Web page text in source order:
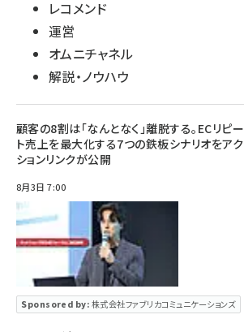
レコメンド
運営
オムニチャネル
解説・ノウハウ
顧客の8割は「なんとなく」離脱する。ECリピー
ト売上を最大化する7つの鉄板シナリオをアク
ションリンクが公開
8月3日 7:00
Sponsored by: 株式会社ファブリカコミュニケーションズ